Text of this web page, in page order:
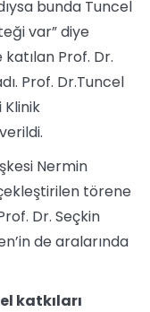
bunda Tuncel
var” diye
Prof. Dr.
Prof. Dr.Tuncel
Klinik
Nermin
törene
Dr. Seçkin
de aralarında
katkıları